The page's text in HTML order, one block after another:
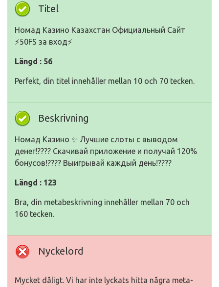
Titel
Номад Казино Казахстан Официальный Сайт
⚡️50FS за вход️⚡
Längd : 56
Perfekt, din titel innehåller mellan 10 och 70 tecken.
Beskrivning
Номад Казино ✨ Лучшие слоты с выводом
денег!???? Скачивай приложение и получай 120%
бонусов!???? Выигрывай каждый день!????
Längd : 123
Bra, din metabeskrivning innehåller mellan 70 och
160 tecken.
Nyckelord
Mycket dåligt. Vi har inte lyckats hitta några meta-